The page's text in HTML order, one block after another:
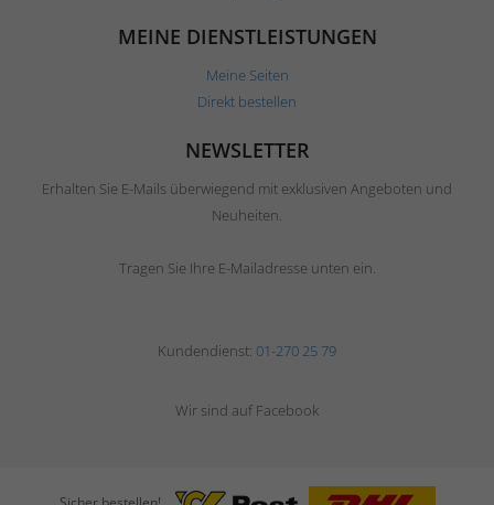
MEINE DIENSTLEISTUNGEN
Meine Seiten
Direkt bestellen
NEWSLETTER
Erhalten Sie E-Mails überwiegend mit exklusiven Angeboten und
Neuheiten.
Tragen Sie Ihre E-Mailadresse unten ein.
Kundendienst: 01-270 25 79
Wir sind auf Facebook